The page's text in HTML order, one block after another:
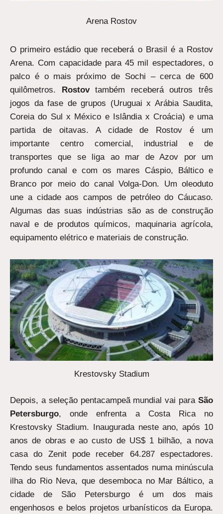
Arena Rostov
O primeiro estádio que receberá o Brasil é a Rostov
Arena. Com capacidade para 45 mil espectadores, o
palco é o mais próximo de Sochi – cerca de 600
quilômetros. Rostovtambém receberá outros três
jogos da fase de grupos (Uruguai x Arábia Saudita,
Coreia do Sul x México e Islândia x Croácia) e uma
partida de oitavas. A cidade de Rostov é um
importante centro comercial, industrial e de
transportes que se liga ao mar de Azov por um
profundo canal e com os mares Cáspio, Báltico e
Branco por meio do canal Volga-Don. Um oleoduto
une a cidade aos campos de petróleo do Cáucaso.
Algumas das suas indústrias são as de construção
naval e de produtos químicos, maquinaria agrícola,
equipamento elétrico e materiais de construção.
Krestovsky Stadium
Depois, a seleção pentacampeã mundial vai para São
Petersburgo, onde enfrenta a Costa Rica no
Krestovsky Stadium. Inaugurada neste ano, após 10
anos de obras e ao custo de US$ 1 bilhão, a nova
casa do Zenit pode receber 64.287 espectadores.
Tendo seus fundamentos assentados numa minúscula
ilha do Rio Neva, que desemboca no Mar Báltico, a
cidade de São Petersburgo é um dos mais
engenhosos e belos projetos urbanísticos da Europa.